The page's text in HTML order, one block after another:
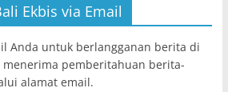
Ekbis via Email
Anda untuk berlangganan berita di
menerima pemberitahuan berita-
alamat email.